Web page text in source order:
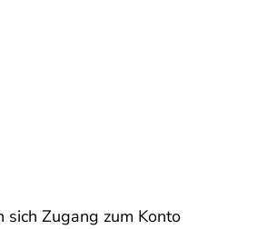
Zugang zum Konto